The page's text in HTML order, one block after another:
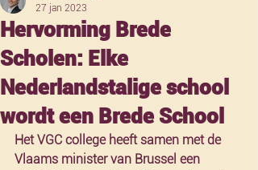
Hervorming Brede
Scholen: Elke
Nederlandstalige school
wordt een Brede School
27 jan 2023
Het VGC college heeft samen met de
Vlaams minister van Brussel een